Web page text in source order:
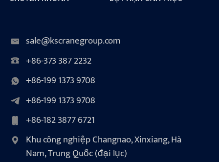
sale@kscranegroup.com
+86-373 387 2232
+86-199 1373 9708
+86-199 1373 9708
+86-182 3877 6721
Khu công nghiệp Changnao, Xinxiang, Hà
Nam, Trung Quốc (đại lục)